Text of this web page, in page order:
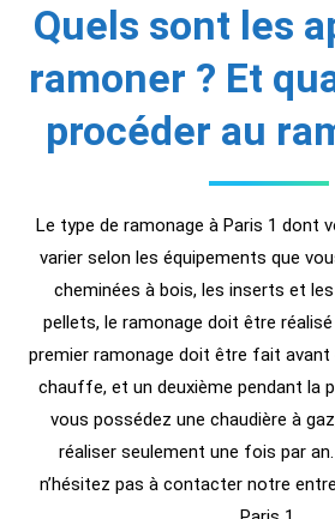
Quels sont les
ramoner ? Et
procéder au
Le type de ramonage à Paris 1 dont
varier selon les équipements que
cheminées à bois, les inserts et
pellets, le ramonage doit être
premier ramonage doit être fait avant
chauffe, et un deuxième pendant la
vous possédez une chaudière à
réaliser seulement une fois par
n’hésitez pas à contacter notre